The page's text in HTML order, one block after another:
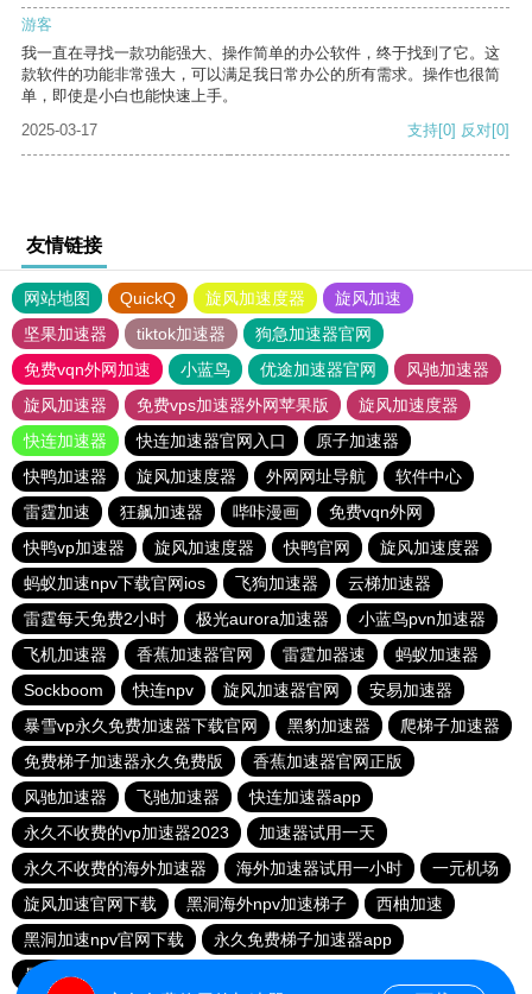
游客
我一直在寻找一款功能强大、操作简单的办公软件，终于找到了它。这
款软件的功能非常强大，可以满足我日常办公的所有需求。操作也很简
单，即使是小白也能快速上手。
2025-03-17
支持[0] 反对[0]
友情链接
网站地图 QuickQ 旋风加速度器
旋风加速
坚果加速器
tiktok加速器
狗急加速器官网
免费vqn外网加速
小蓝鸟 优途加速器官网
风驰加速器
旋风加速器
免费vps加速器外网苹果版
旋风加速度器
快连加速器
快连加速器官网入口
原子加速器
快鸭加速器
旋风加速度器 外网网址导航
软件中心
雷霆加速
狂飙加速器 哔咔漫画
免费vqn外网
快鸭vp加速器
旋风加速度器 快鸭官网
旋风加速度器
蚂蚁加速npv下载官网ios
飞狗加速器
云梯加速器
雷霆每天免费2小时
极光aurora加速器
小蓝鸟pvn加速器
飞机加速器
香蕉加速器官网 雷霆加器速
蚂蚁加速器
Sockboom
快连npv 旋风加速器官网
安易加速器
暴雪vp永久免费加速器下载官网
黑豹加速器
爬梯子加速器
免费梯子加速器永久免费版
香蕉加速器官网正版
风驰加速器
飞驰加速器
快连加速器app
永久不收费的vp加速器2023
加速器试用一天
永久不收费的海外加速器
海外加速器试用一小时
一元机场
旋风加速官网下载
黑洞海外npv加速梯子
西柚加速
黑洞加速npv官网下载
永久免费梯子加速器app
暴雪加速器